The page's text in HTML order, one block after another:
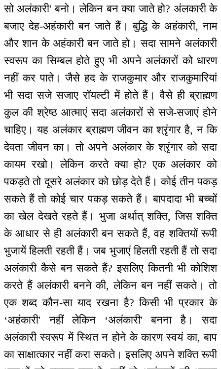
सो अलंकारी' बनो। लेकिन बन क्या जाते हो? अंलकारी के
बजाए देह-अहंकारी बन जाते हैं। बुद्धि के अहंकारी, नाम
और शान के अहंकारी बन जाते हो। सदा सामने अलंकारी
स्वरूप का सिम्बल होते हुए भी अपने अलंकारों को धारण
नहीं कर पाते। जैसे हद के राजकुमार और राजकुमारियां
भी सदा सजे सजाए रॉयल्टी में होते हैं। वैसे ही ब्राह्मण
कुल की श्रेष्ठ आत्माएं सदा अलंकारों से सजे-सजाएं होने
चाहिए। यह अलंकार ब्राह्मण जीवन का श्रृंगार है, न कि
देवता जीवन का। तो अपने अलंकार के श्रृंगार को सदा
कायम रखो। लेकिन करते क्या हो? एक अलंकार को
पकड़ते तो दूसरे अलंकार को छोड़ देते हैं। कोई तीन पकड़
सकते हैं तो कोई चार पकड़ सकते हैं। बापदादा भी बच्चों
का खेल देखते रहते हैं। भुजा अर्थात् शक्ति, जिस शक्ति
के आधार से ही अलंकारी बन सकते हैं, वह शक्तियों रूपी
भुजायें हिलती रहती हैं। जब भुजाएं हिलती रहती हैं तो सदा
अलंकारी कैसे बन सकते हैं? इसलिए कितनी भी कोशिश
करते हैं अलंकारी बनने की, लेकिन बन नहीं सकते। तो
एक शब्द कौन-सा याद रखना है? किसी भी प्रकार के
‘अहंकारी' नहीं लेकिन ‘अलंकारी' बनना है। सदा
अलंकारी स्वरूप में स्थित न होने के कारण स्वयं का, बाप
का साक्षात्कार नहीं करा सकते। इसलिए अपने शक्ति रूपी